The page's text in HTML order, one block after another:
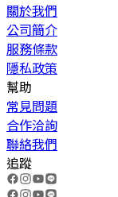
關於我們
公司簡介
服務條款
隱私政策
幫助
常見問題
合作洽詢
聯絡我們
追蹤